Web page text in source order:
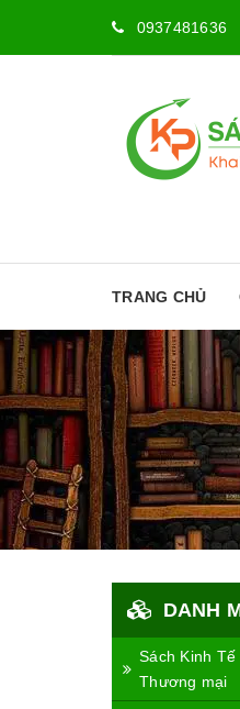
0937481636
TRANG CHỦ
DANH
Sách Kinh
Thương mại